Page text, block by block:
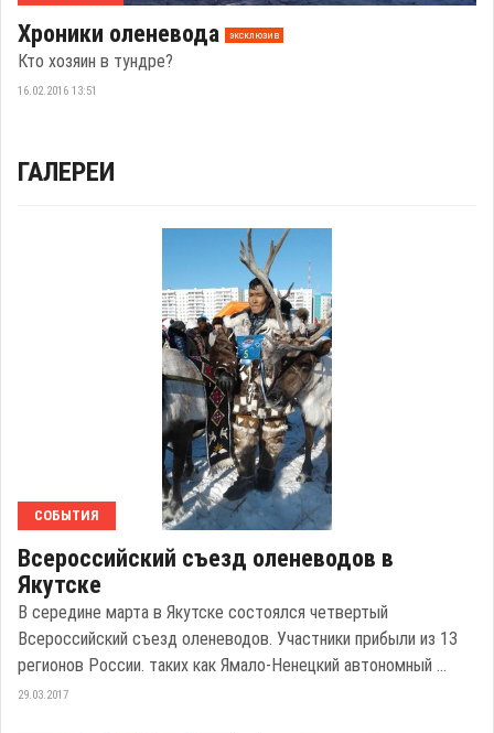
Хроники оленевода эксклюзив
Кто хозяин в тундре?
16.02.2016 13:51
ГАЛЕРЕИ
СОБЫТИЯ
Всероссийский съезд оленеводов в
Якутске
В середине марта в Якутске состоялся четвертый
Всероссийский съезд оленеводов. Участники прибыли из 13
регионов России. таких как Ямало-Ненецкий автономный ...
29.03.2017